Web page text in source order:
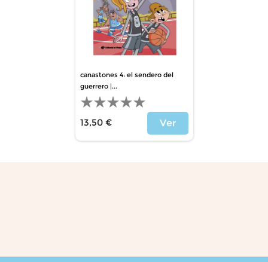
canastones 4: el sendero del
guerrero |...
13,50 €
Ver